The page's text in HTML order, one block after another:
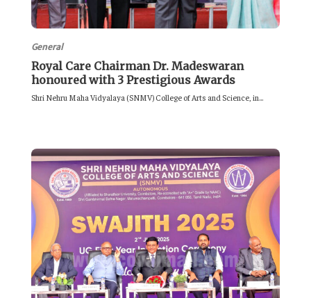
General
Royal Care Chairman Dr. Madeswaran
honoured with 3 Prestigious Awards
Shri Nehru Maha Vidyalaya (SNMV) College of Arts and Science, in...